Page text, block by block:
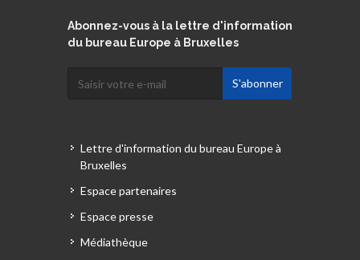
Abonnez-vous à la lettre d'information
du bureau Europe à Bruxelles
Lettre d'information du bureau Europe à
Bruxelles
Espace partenaires
Espace presse
Médiathèque